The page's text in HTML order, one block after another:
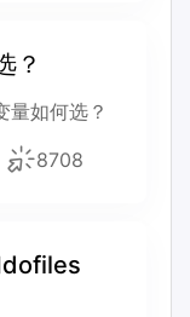
？
量如何选？
8708